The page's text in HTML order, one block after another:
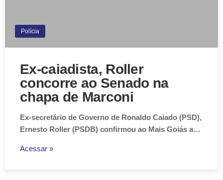
Polícia
Ex-caiadista, Roller
concorre ao Senado na
chapa de Marconi
Ex-secretário de Governo de Ronaldo Caiado (PSD),
Ernesto Roller (PSDB) confirmou ao Mais Goiás a…
Acessar »